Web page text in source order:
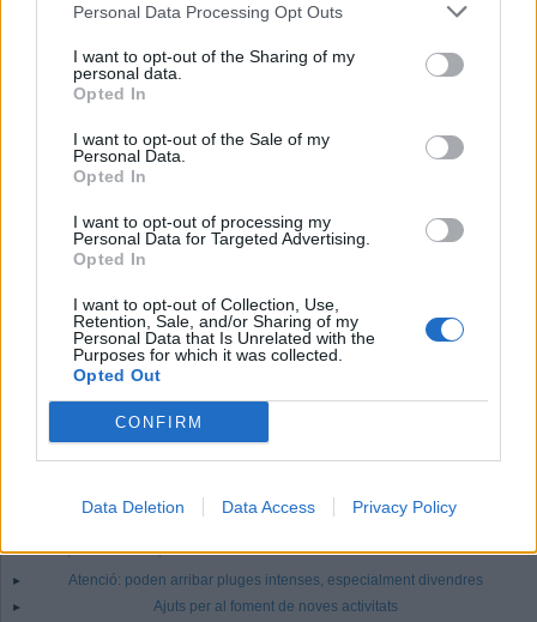
Personal Data Processing Opt Outs
I want to opt-out of the Sharing of my
personal data.
Opted In
I want to opt-out of the Sale of my
Personal Data.
Opted In
I want to opt-out of processing my
Personal Data for Targeted Advertising.
Opted In
I want to opt-out of Collection, Use,
Retention, Sale, and/or Sharing of my
Personal Data that Is Unrelated with the
Purposes for which it was collected.
Opted Out
CONFIRM
Data Deletion Data Access Privacy Policy
ACTIVAR ARA
Comparteix
Comentaris
Identificar-me.Per escriure un comentari has d'identificar-te com a usuari de
Lactual.cat
Registrar-meSi encara no ets usuari de Lactual.cat, registra't ara.
Més Cultura
Música estival al Centre Feliuenc
Black Velvet porta el pop al Centre Feliuenc
Inestables al Calissó
RÀNQUING
+ vistos + comentats
Atenció: poden arribar pluges intenses, especialment divendres
Ajuts per al foment de noves activitats